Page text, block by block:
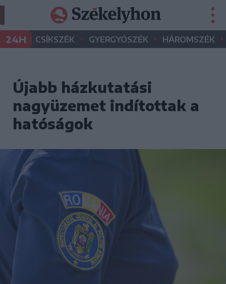
24H CSÍKSZÉK • GYERGYÓSZÉK • HÁROMSZÉK •
Újabb házkutatási
nagyüzemet indítottak a
hatóságok